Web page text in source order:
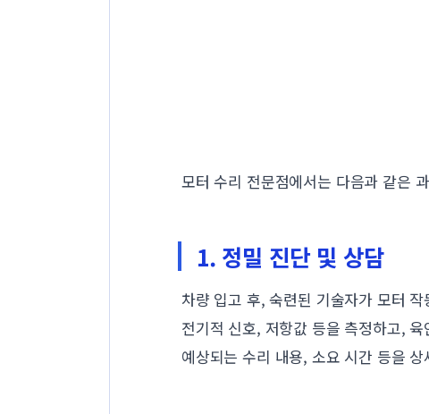
모터 수리 전문점에서는 다음과 같은
1. 정밀 진단 및 상담
차량 입고 후, 숙련된 기술자가 모터
전기적 신호, 저항값 등을 측정하고,
예상되는 수리 내용, 소요 시간 등을